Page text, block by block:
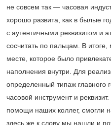
не совсем так — часовая
хорошо развита, как в былые
с аутентичными реквизитом и
сосчитать по пальцам. В
месте, которое было
наполнения внутри. Для
определенный типаж главного
часовой инструмент и
помощи наших коллег, смогли
здесь же к слову мы нашли и